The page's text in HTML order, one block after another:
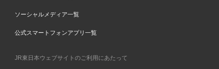
す
ソーシャルメディア一覧
公式スマートフォンアプリ一覧
JR東日本ウェブサイトのご利用にあたって